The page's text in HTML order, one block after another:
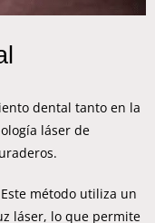
dental tanto en la
láser de
método utiliza un
láser, lo que permite